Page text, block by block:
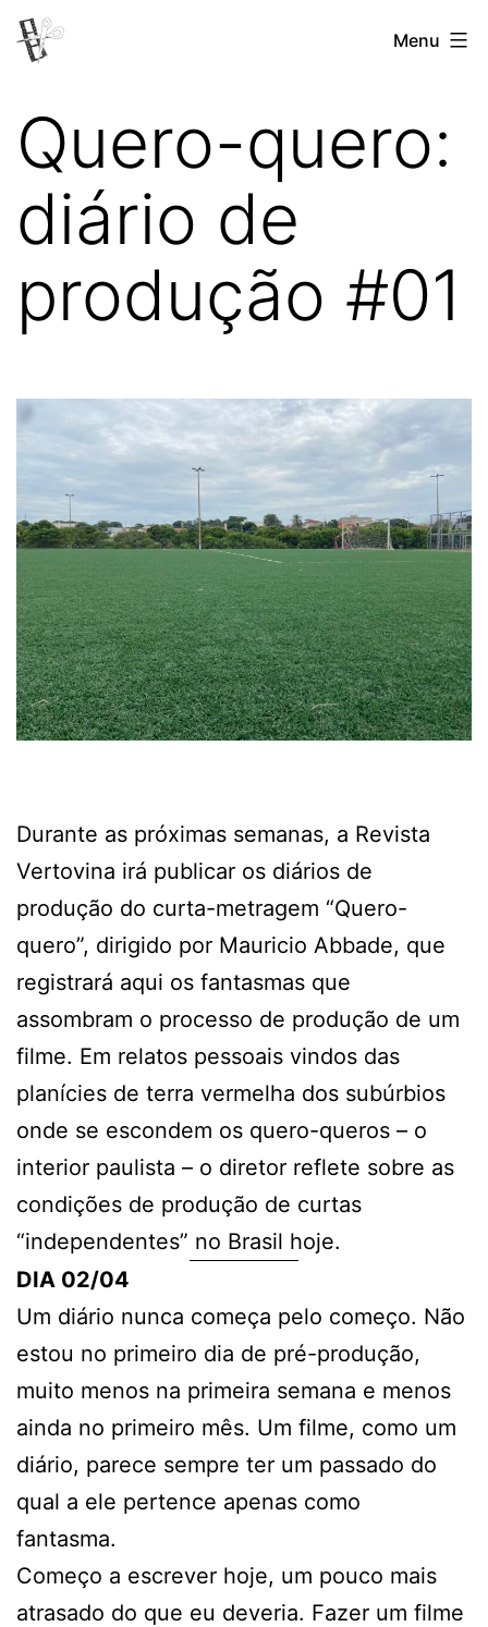
Pular
para
conteúdo
Revista
Menu
Quero-quero:
diário de
produção #01
Durante as próximas semanas, a Revista
Vertovina irá publicar os diários de
produção do curta-metragem “Quero-
quero”, dirigido por Mauricio Abbade, que
registrará aqui os fantasmas que
assombram o processo de produção de um
filme. Em relatos pessoais vindos das
planícies de terra vermelha dos subúrbios
onde se escondem os quero-queros – o
interior paulista – o diretor reflete sobre as
condições de produção de curtas
“independentes” no Brasil hoje.
DIA 02/04
Um diário nunca começa pelo começo. Não
estou no primeiro dia de pré-produção,
muito menos na primeira semana e menos
ainda no primeiro mês. Um filme, como um
diário, parece sempre ter um passado do
qual a ele pertence apenas como
fantasma.
Começo a escrever hoje, um pouco mais
atrasado do que eu deveria. Fazer um filme